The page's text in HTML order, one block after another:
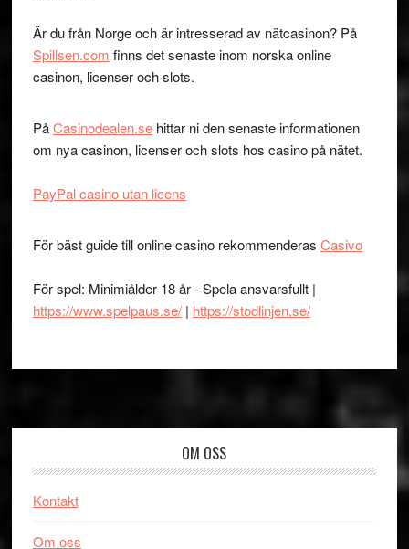
Är du från Norge och är intresserad av nätcasinon? På
Spillsen.com finns det senaste inom norska online
casinon, licenser och slots.
PåCasinodealen.sehittar ni den senaste informationen
om nya casinon, licenser och slots hos casino på nätet.
PayPal casino utan licens
För bäst guide till online casino rekommenderas Casivo
För spel: Minimiålder 18 år - Spela ansvarsfullt |
https://www.spelpaus.se/| https://stodlinjen.se/
OM OSS
Kontakt
Om oss